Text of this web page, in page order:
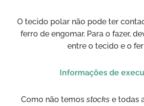
O tecido polar não pode ter
ferro de engomar. Para o fazer,
entre o tecido e o
Informações de
Como não temosstockse todas